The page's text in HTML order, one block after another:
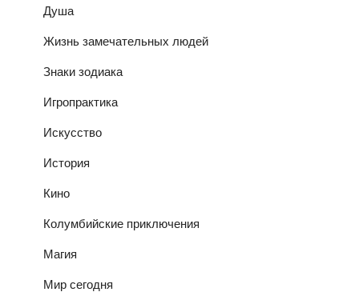
Душа
Жизнь замечательных людей
Знаки зодиака
Игропрактика
Искусство
История
Кино
Колумбийские приключения
Магия
Мир сегодня